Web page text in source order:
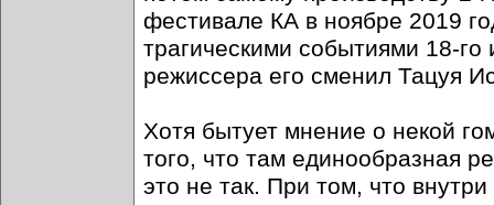
фестивале КА в ноябре 2019
трагическими событиями 18-го
режиссера его сменил Тацуя
Хотя бытует мнение о некой
того, что там единообразная
это не так. При том, что